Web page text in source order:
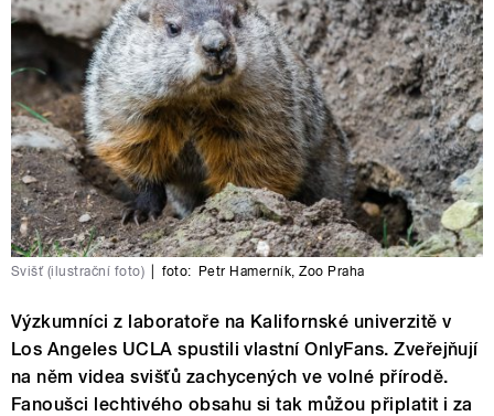
Svišť (ilustrační foto) foto: Petr Hamerník ,Zoo Praha
Výzkumníci z laboratoře na Kalifornské univerzitě v
Los Angeles UCLA spustili vlastní OnlyFans. Zveřejňují
na něm videa svišťů zachycených ve volné přírodě.
Fanoušci lechtivého obsahu si tak můžou připlatit i za